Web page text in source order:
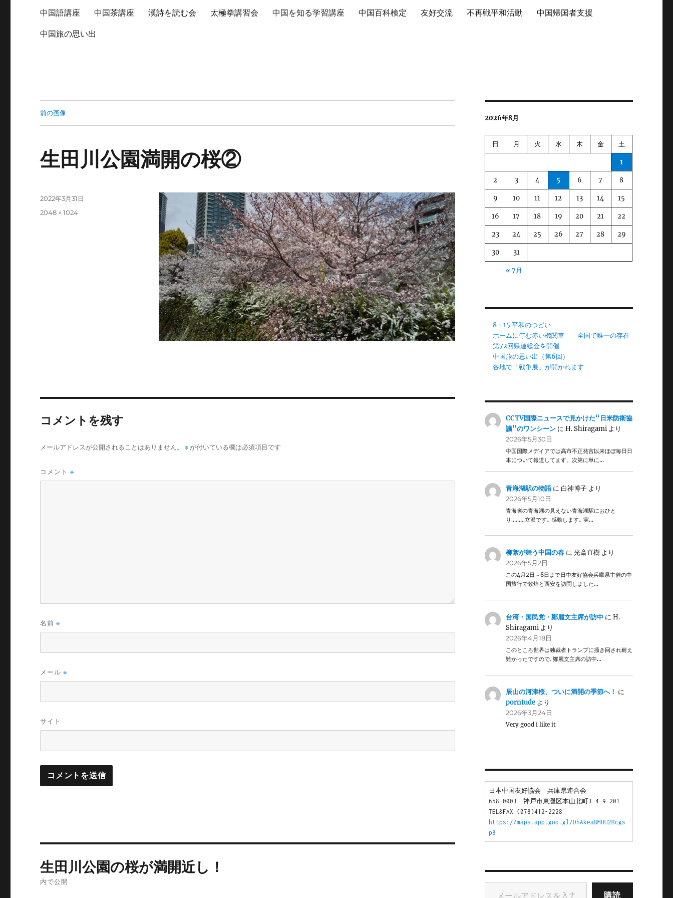
中国語講座 中国茶講座 漢詩を読む会 太極拳講習会 中国を知る学習講座 中国百科検定 友好交流 不再戦平和活動 中国帰国者支援
中国旅の思い出
前の画像
生田川公園満開の桜②
投
2022年3月31日
フ
2048 × 1024
コメントを残す
メールアドレスが公開されることはありません。 ※ が付いている欄は必須項目です
コメント※
名前※
メール※
サイト
稿
生田川公園の桜が満開近し！
内で公開
2026年8月
日 月 火 水 木 金 土
1
2 3 4 5 6 7 8
9 10 11 12 13 14 15
16 17 18 19 20 21 22
23 24 25 26 27 28 29
30 31
« 7月
8・15 平和のつどい
ホームに佇む赤い機関車――全国で唯一の存在
第72回県連総会を開催
中国旅の思い出（第6回）
各地で「戦争展」が開かれます
CCTV国際ニュースで見かけた“日米防衛協
議”のワンシーン にH. Shiragami より
2026年5月30日
中国国際メデイアでは高市不正発言以来ほぼ毎日日
本について報道してます。次第に単に…
青海湖駅の物語に 白神博子 より
2026年5月10日
青海省の青海湖の見えない青海湖駅におひと
り………立派です｡ 感動します｡ 実…
柳絮が舞う中国の春 に光斎直樹 より
2026年5月2日
この4月2日～8日まで日中友好協会兵庫県主催の中
国旅行で敦煌と西安を訪問しました…
台湾・国民党・鄭麗文主席が訪中 にH.
Shiragami より
2026年4月18日
このところ世界は独裁者トランプに掻き回され耐え
難かったですので､鄭麗文主席の訪中…
辰山の河津桜、ついに満開の季節へ！ に
porntude より
2026年3月24日
Very good i like it
日本中国友好協会　兵庫県連合会
658-0003　神戸市東灘区本山北町3-4-9-201
TEL&FAX (078)412-2228
https://maps.app.goo.gl/DhAkeaBMHU2Bcgs
p8
メールアドレスを入力...
購読